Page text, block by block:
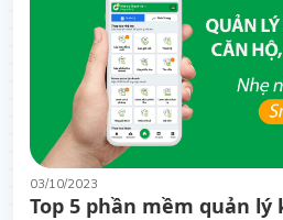
03/10/2023
Top 5 phần mềm quản